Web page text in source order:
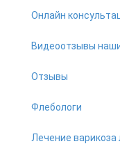
Онлайн
Видеоотзывы
Отзывы
Флебологи
Лечение варикоза